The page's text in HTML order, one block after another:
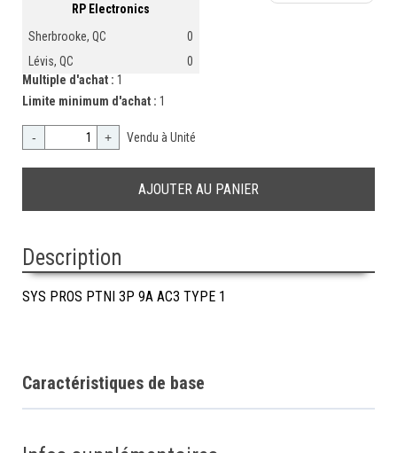
RP Electronics
Sherbrooke, QC
0
Lévis, QC
0
Multiple d'achat : 1
Limite minimum d'achat : 1
- + Vendu à Unité
Description
SYS PROS PTNI 3P 9A AC3 TYPE 1
Caractéristiques de base